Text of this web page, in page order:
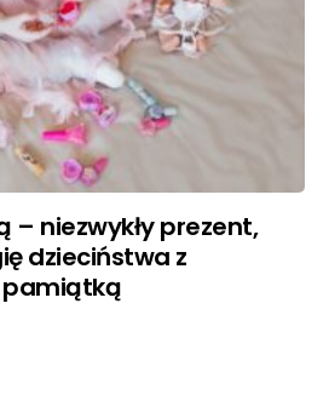
– niezwykły prezent,
dzieciństwa z